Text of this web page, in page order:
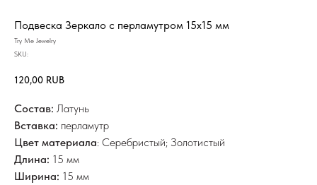
Подвеска Зеркало с перламутром 15х15 мм
Try Me Jewelry
SKU:
120,00 RUB
Состав: Латунь
Вставка: перламутр
Цвет материала: Серебристый; Золотистый
Длина: 15 мм
Ширина: 15 мм